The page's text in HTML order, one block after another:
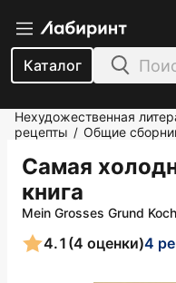
Каталог
Нехудожественная
рецепты / Общие
Самая
книга
Mein Grosses Grund
4.1 (4 оценки)4